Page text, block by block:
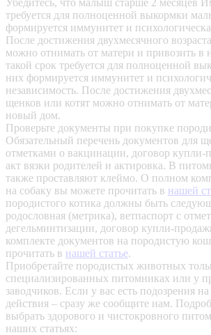
требуется для полноценной выкормки
формируется иммунитет и
После достижения двухмесячного
можно отнимать от матери и привозить
такой срок требуется для полноценной
них формируется иммунитет и
независимость. После достижения
щенков или котят можно отнимать от
новый дом.
Проверьте документы при покупке
Обязательный перечень документов для
отметками о вакцинации, договор купли-
акт вязки родителей и актировка. В
также проставляют клеймо. О полном
на собаку вы можете прочитать в нашей
породистого котика должны быть
родословная (метрика), ветпаспорт с
дегельминтизации, договор купли-
комплекте документов на породистую
прочитать в нашей статье.
Приобретайте породистых животных
специализированных питомниках или у
заводчиков. Если у вас есть подозрения
действия – сразу же сообщите нам.
выбрать здорового и чистокровного
наших статьях: